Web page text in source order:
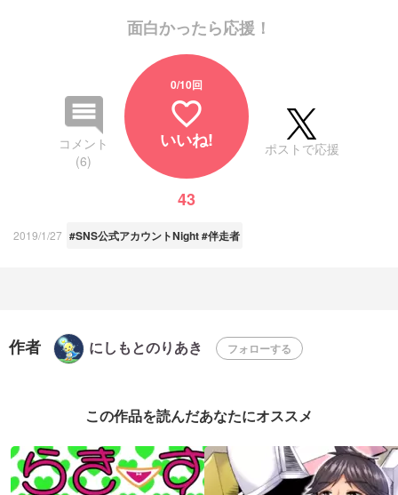
面白かったら応援！
コメント
(6)
0/10回
favorite_border
いいね!
43
ポストで応援
2019/1/27 #SNS公式アカウントNight #伴走者
作者 にしもとのりあき フォローする
この作品を読んだあなたにオススメ